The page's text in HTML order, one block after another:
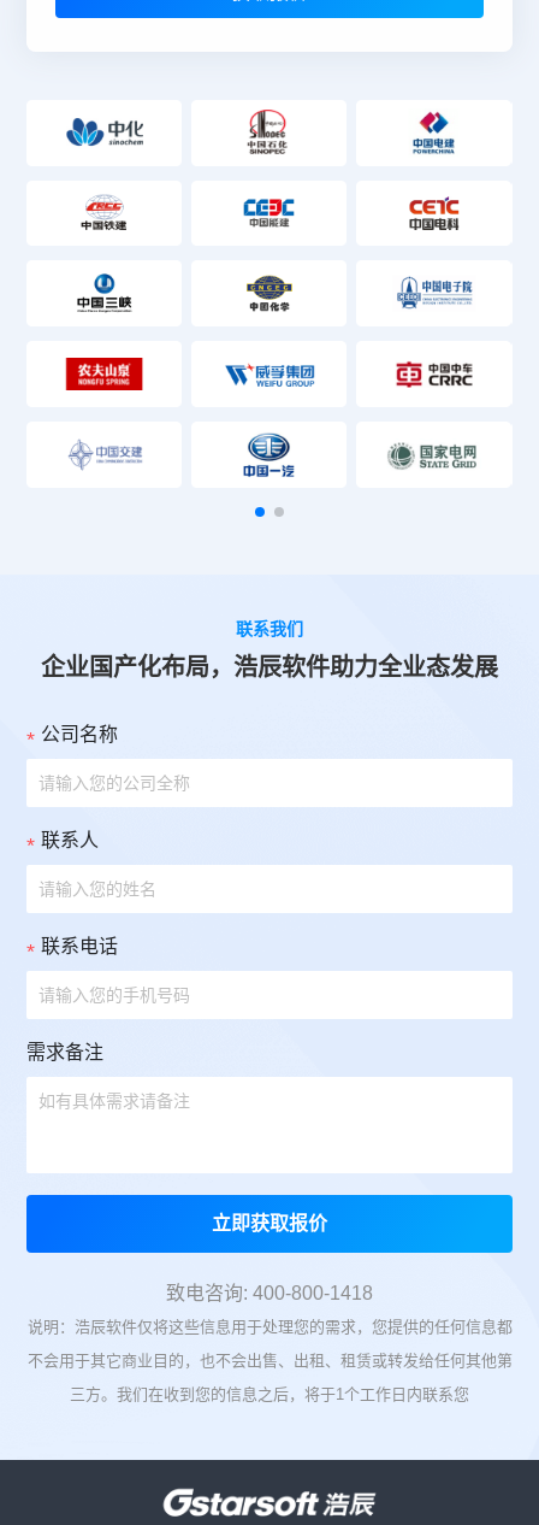
联系我们
企业国产化布局，浩辰软件助力全业态发展
公司名称
联系人
联系电话
需求备注
立即获取报价
致电咨询: 400-800-1418
说明：浩辰软件仅将这些信息用于处理您的需求，您提供的任何信息都
不会用于其它商业目的，也不会出售、出租、租赁或转发给任何其他第
三方。我们在收到您的信息之后，将于1个工作日内联系您